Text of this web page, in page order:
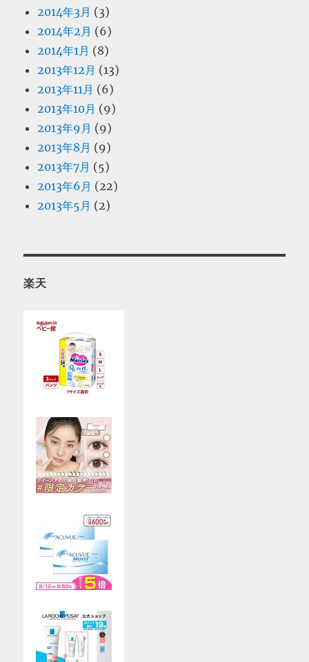
2014年3月 (3)
2014年2月 (6)
2014年1月 (8)
2013年12月 (13)
2013年11月 (6)
2013年10月 (9)
2013年9月 (9)
2013年8月 (9)
2013年7月 (5)
2013年6月 (22)
2013年5月 (2)
楽天